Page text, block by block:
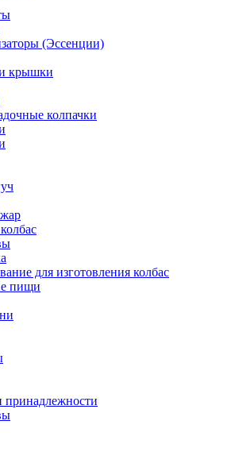
(Эссенции)
крышки
колпачки
для изготовления колбас
пищи
принадлежности